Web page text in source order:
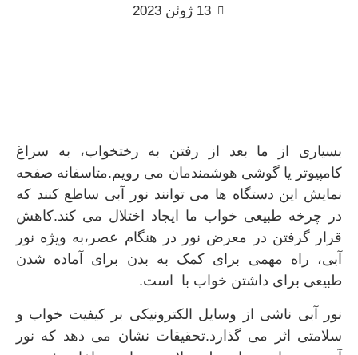
13 ژوئن 2023
بسیاری از ما بعد از رفتن به رختخواب، به سراغ
کامپیوتر یا گوشی هوشمندمان می رویم.متاسفانه صفحه
نمایش این دستگاه ها می توانند نور آبی ساطع کنند که
در چرخه طبیعی خواب ما ایجاد اختلال می کند.کاهش
قرار گرفتن در معرض نور در هنگام عصر،به ویژه نور
آبی، راه مهمی برای کمک به بدن برای آماده شدن
طبیعی برای داشتن خواب با است.
نور آبی ناشی از وسایل الکترونیکی بر کیفیت خواب و
سلامتی اثر می گذارد.تحقیقات نشان می دهد که نور